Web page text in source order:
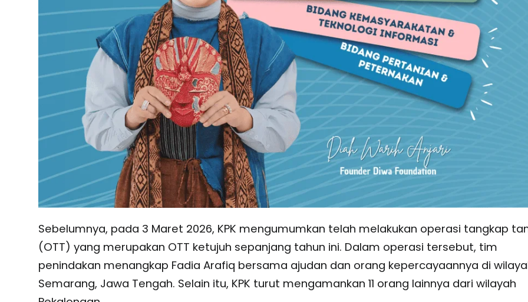
Sebelumnya, pada 3 Maret 2026, KPK mengumumkan telah melakukan operasi tangkap
(OTT) yang merupakan OTT ketujuh sepanjang tahun ini. Dalam operasi tersebut, tim
penindakan menangkap Fadia Arafiq bersama ajudan dan orang kepercayaannya di
Semarang, Jawa Tengah. Selain itu, KPK turut mengamankan 11 orang lainnya dari wilayah